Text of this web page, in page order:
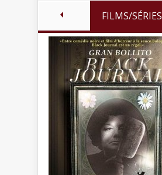
FILMS/SÉRIES